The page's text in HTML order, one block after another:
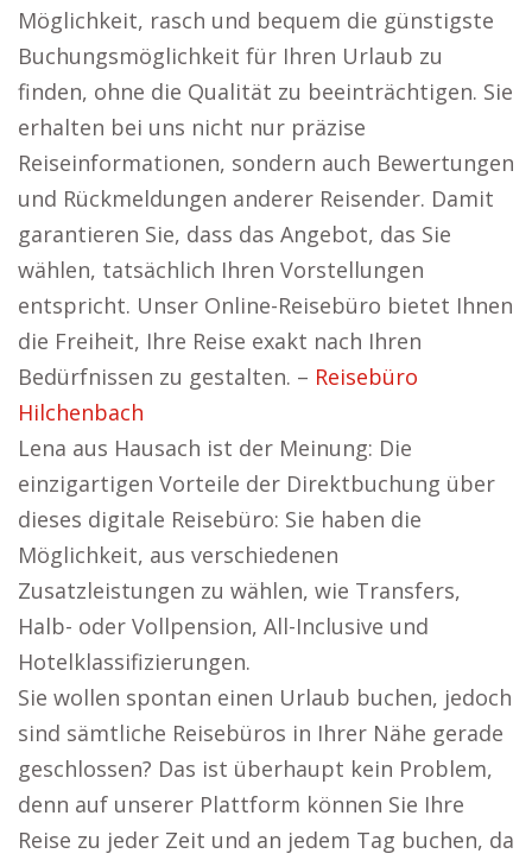
Möglichkeit, rasch und bequem die günstigste
Buchungsmöglichkeit für Ihren Urlaub zu
finden, ohne die Qualität zu beeinträchtigen. Sie
erhalten bei uns nicht nur präzise
Reiseinformationen, sondern auch Bewertungen
und Rückmeldungen anderer Reisender. Damit
garantieren Sie, dass das Angebot, das Sie
wählen, tatsächlich Ihren Vorstellungen
entspricht. Unser Online-Reisebüro bietet Ihnen
die Freiheit, Ihre Reise exakt nach Ihren
Bedürfnissen zu gestalten. – Reisebüro
Hilchenbach
Lena aus Hausach ist der Meinung: Die
einzigartigen Vorteile der Direktbuchung über
dieses digitale Reisebüro: Sie haben die
Möglichkeit, aus verschiedenen
Zusatzleistungen zu wählen, wie Transfers,
Halb- oder Vollpension, All-Inclusive und
Hotelklassifizierungen.
Sie wollen spontan einen Urlaub buchen, jedoch
sind sämtliche Reisebüros in Ihrer Nähe gerade
geschlossen? Das ist überhaupt kein Problem,
denn auf unserer Plattform können Sie Ihre
Reise zu jeder Zeit und an jedem Tag buchen, da